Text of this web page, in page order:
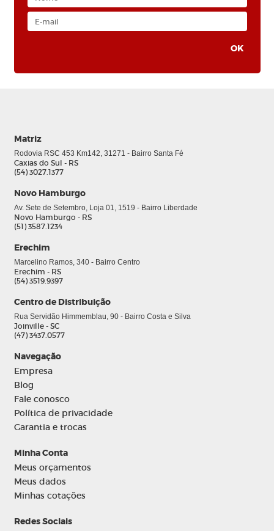
Matriz
Rodovia RSC 453 Km142, 31271 - Bairro Santa Fé
Caxias do Sul - RS
(54) 3027.1377
Novo Hamburgo
Av. Sete de Setembro, Loja 01, 1519 - Bairro Liberdade
Novo Hamburgo - RS
(51) 3587.1234
Erechim
Marcelino Ramos, 340 - Bairro Centro
Erechim - RS
(54) 3519.9397
Centro de Distribuição
Rua Servidão Himmemblau, 90 - Bairro Costa e Silva
Joinville - SC
(47) 3437.0577
Navegação
Empresa
Blog
Fale conosco
Política de privacidade
Garantia e trocas
Minha Conta
Meus orçamentos
Meus dados
Minhas cotações
Redes Sociais